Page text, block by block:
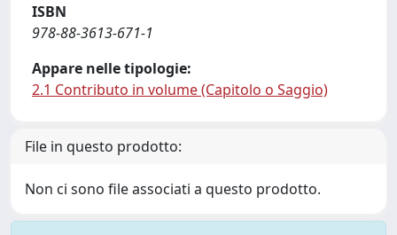
ISBN
978-88-3613-671-1
Appare nelle tipologie:
2.1 Contributo in volume (Capitolo o Saggio)
File in questo prodotto:
Non ci sono file associati a questo prodotto.